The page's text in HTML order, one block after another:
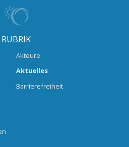
RUBRIK
Akteure
Aktuelles
Barrierefreiheit